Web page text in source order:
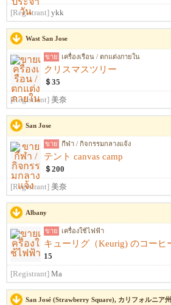
[Registrant] ykk
Wast San Jose
ขาย เครื่องเรือน / ตกแต่งภายใน
クリスマスツリー
＄35
[Registrant] 美奈
San Jose
ขาย กีฬา / กิจกรรมกลางแจ้ง
テント canvas camp
＄200
[Registrant] 美奈
Albany
ขาย เครื่องใช้ไฟฟ้า
15
[Registrant] Ma
San José (Strawberry Square), カリフォルニア州